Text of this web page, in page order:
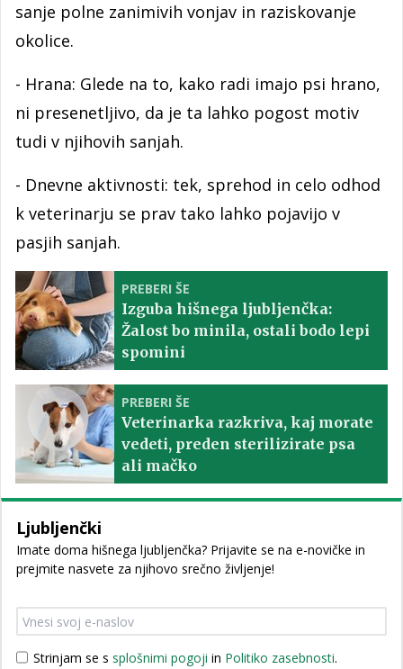
sanje polne zanimivih vonjav in raziskovanje
okolice.
- Hrana: Glede na to, kako radi imajo psi hrano,
ni presenetljivo, da je ta lahko pogost motiv
tudi v njihovih sanjah.
- Dnevne aktivnosti: tek, sprehod in celo odhod
k veterinarju se prav tako lahko pojavijo v
pasjih sanjah.
PREBERI ŠE
Izguba hišnega ljubljenčka:
Žalost bo minila, ostali bodo lepi
spomini
PREBERI ŠE
Veterinarka razkriva, kaj morate
vedeti, preden sterilizirate psa
ali mačko
Ljubljenčki
Imate doma hišnega ljubljenčka? Prijavite se na e-novičke in
prejmite nasvete za njihovo srečno življenje!
Strinjam se s splošnimi pogoji in Politiko zasebnosti.